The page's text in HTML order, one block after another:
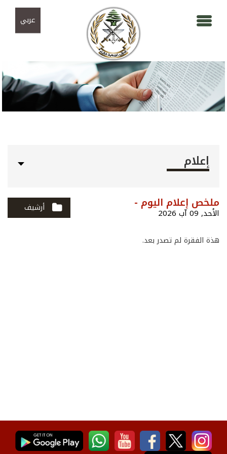
عربي
إعلام
ملخص إعلام اليوم -
الأحد, 09 آب 2026 أرشيف
هذة الفقرة لم تصدر بعد.